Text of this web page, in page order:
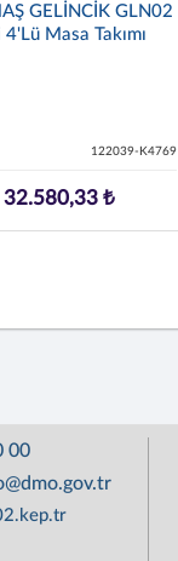
GELİNCİK GLN02
4'lü Masa Takımı
122039-K4769
32.580,33 ₺
00